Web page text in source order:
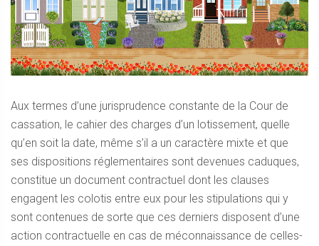
Aux termes d’une jurisprudence constante de la Cour de
cassation, le cahier des charges d’un lotissement, quelle
qu’en soit la date, même s’il a un caractère mixte et que
ses dispositions réglementaires sont devenues caduques,
constitue un document contractuel dont les clauses
engagent les colotis entre eux pour les stipulations qui y
sont contenues de sorte que ces derniers disposent d’une
action contractuelle en cas de méconnaissance de celles-